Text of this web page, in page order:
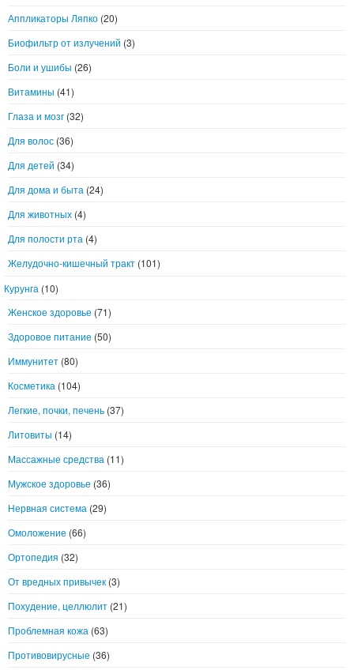
Аппликаторы Ляпко (20)
Биофильтр от излучений (3)
Боли и ушибы (26)
Витамины (41)
Глаза и мозг (32)
Для волос (36)
Для детей (34)
Для дома и быта (24)
Для животных (4)
Для полости рта (4)
Желудочно-кишечный тракт (101)
Курунга (10)
Женское здоровье (71)
Здоровое питание (50)
Иммунитет (80)
Косметика (104)
Легкие, почки, печень (37)
Литовиты (14)
Массажные средства (11)
Мужское здоровье (36)
Нервная система (29)
Омоложение (66)
Ортопедия (32)
От вредных привычек (3)
Похудение, целлюлит (21)
Проблемная кожа (63)
Противовирусные (36)